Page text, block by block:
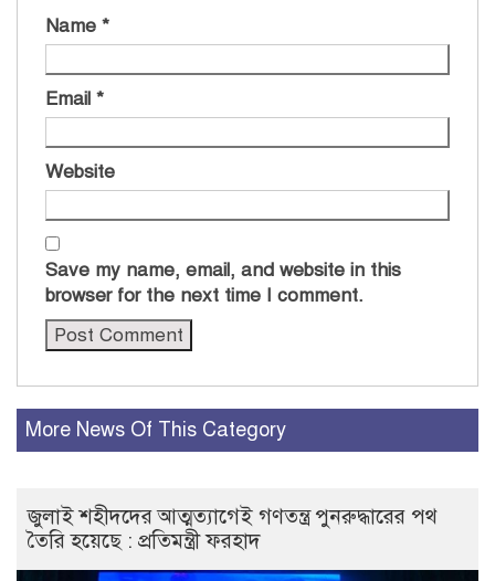
Name *
Email *
Website
Save my name, email, and website in this
browser for the next time I comment.
More News Of This Category
জুলাই শহীদদের আত্মত্যাগেই গণতন্ত্র পুনরুদ্ধারের পথ
তৈরি হয়েছে : প্রতিমন্ত্রী ফরহাদ